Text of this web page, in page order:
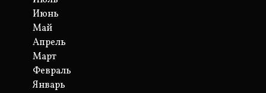
Июнь
Май
Апрель
Март
Февраль
Январь